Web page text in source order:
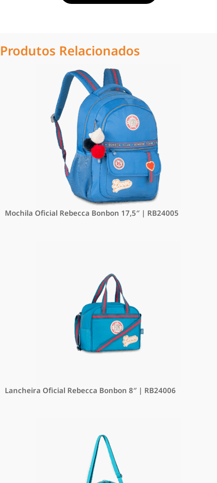
Produtos Relacionados
Mochila Oficial Rebecca Bonbon 17,5″ | RB24005
Lancheira Oficial Rebecca Bonbon 8″ | RB24006